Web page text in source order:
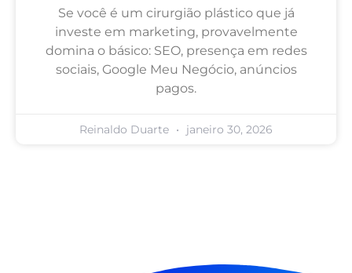
Se você é um cirurgião plástico que já
investe em marketing, provavelmente
domina o básico: SEO, presença em redes
sociais, Google Meu Negócio, anúncios
pagos.
Reinaldo Duarte janeiro 30, 2026